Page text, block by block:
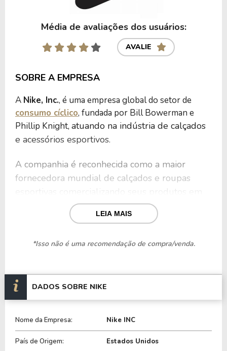
Média de avaliações dos usuários:
AVALIE
SOBRE A EMPRESA
A Nike, Inc., é uma empresa global do setor de
consumo cíclico, fundada por Bill Bowerman e
Phillip Knight, atuando na indústria de calçados
e acessórios esportivos.
A companhia é reconhecida como a maior
fornecedora mundial de calçados e roupas
mais de 170 países por meio de lojas físicas e
plataformas de e-commerce.
Dessa forma, a Nike oferece uma ampla gama de
esportivas específicas quanto para uso casual e de
lazer.
Sua linha de produtos abrange calçados, vestuário
e equipamentos esportivos, incluindo bolsas, meias,
bolas, óculos, relógios, dispositivos eletrônicos,
LEIA MAIS
*Isso não é uma recomendação de compra/venda.
DADOS SOBRE NIKE
Nome da Empresa: Nike INC
País de Origem: Estados Unidos